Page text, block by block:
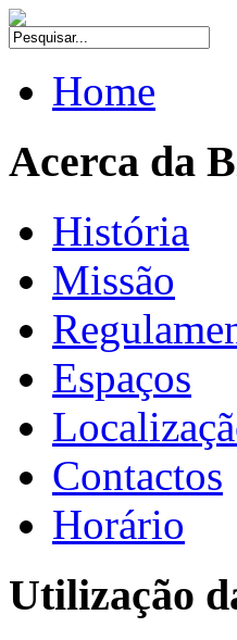
Home
Acerca da
História
Missão
Espaços
Contactos
Horário
Utilização